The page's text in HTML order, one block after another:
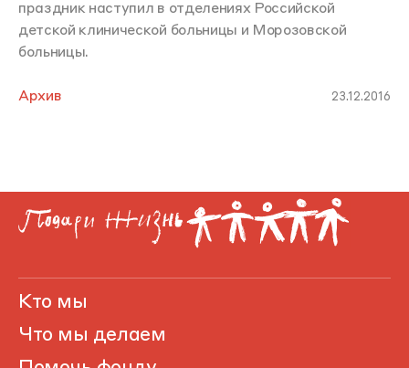
праздник наступил в отделениях Российской
детской клинической больницы и Морозовской
больницы.
Архив 23.12.2016
Кто мы
Что мы делаем